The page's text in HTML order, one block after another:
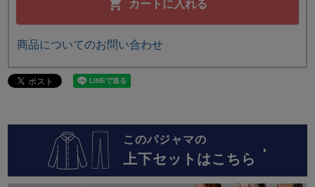
カートに入れる
商品についてのお問い合わせ
このパジャマの
上下セットはこちら